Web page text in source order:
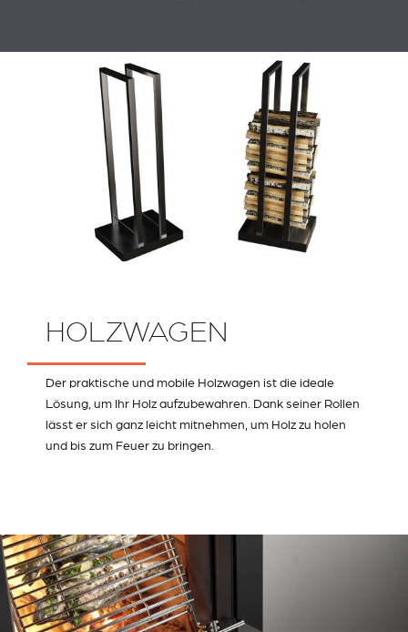
HOLZWAGEN
Der praktische und mobile Holzwagen ist die ideale
Lösung, um Ihr Holz aufzubewahren. Dank seiner Rollen
lässt er sich ganz leicht mitnehmen, um Holz zu holen
und bis zum Feuer zu bringen.